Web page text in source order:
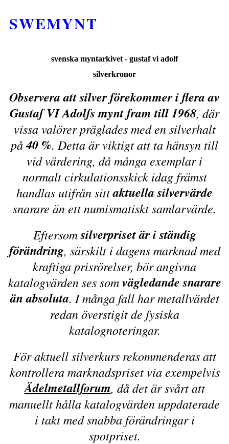
SWEMYNT
svenska myntarkivet - gustaf vi adolf
silverkronor
Observera att silver förekommer i flera av
Gustaf VI Adolfs mynt fram till 1968, där
vissa valörer präglades med en silverhalt
på40 %. Detta är viktigt att ta hänsyn till
vid värdering, då många exemplar i
normalt cirkulationsskick idag främst
handlas utifrån sittaktuella silvervärde
snarare än ett numismatiskt samlarvärde.
Eftersomsilverpriset är i ständig
förändring, särskilt i dagens marknad med
kraftiga prisrörelser, bör angivna
katalogvärden ses somvägledande snarare
än absoluta. I många fall har metallvärdet
redan överstigit de fysiska
katalognoteringar.
För aktuell silverkurs rekommenderas att
kontrollera marknadspriset via exempelvis
Ädelmetallforum, då det är svårt att
manuellt hålla katalogvärden uppdaterade
i takt med snabba förändringar i
spotpriset.